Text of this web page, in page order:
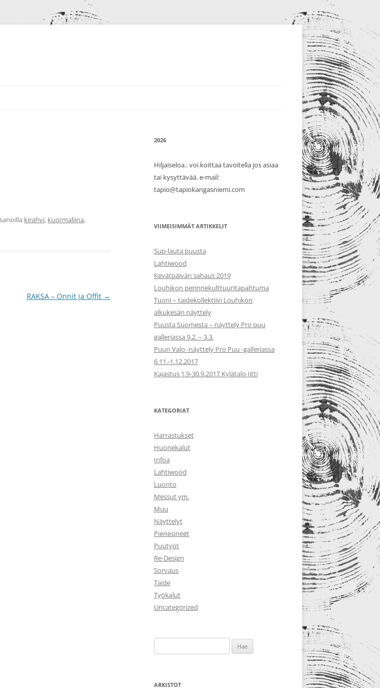
kirahvi, kuormaliina,
RAKSA – Onnit ja Offit →
2026
Hiljaiseloa.. voi koittaa tavoitella jos asiaa
tai kysyttävää. e-mail:
tapio@tapiokangasniemi.com
VIIMEISIMMÄT ARTIKKELIT
Sup-lauta puusta
Lahtiwood
Kevätpäivän sahaus 2019
Louhikon perinnekulttuuritapahtuma
Tuoni – taidekollektiivi Louhikon
alkukesän näyttely
Puusta Suomesta – näyttely Pro puu
galleriassa 9.2. – 3.3.
Puun Valo -näyttely Pro Puu -galleriassa
6.11.-1.12.2017
Kajastus 1.9-30.9.2017 Kylätalo Iitti
KATEGORIAT
Harrastukset
Huonekalut
Infoa
Lahtiwood
Luonto
Messut ym.
Muu
Näyttelyt
Pienesineet
Puutyöt
Re-Design
Sorvaus
Taide
Työkalut
Uncategorized
ARKISTOT